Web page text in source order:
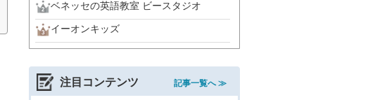
ベネッセの英語教室 ビースタジオ
イーオンキッズ
注目コンテンツ 記事一覧へ ≫